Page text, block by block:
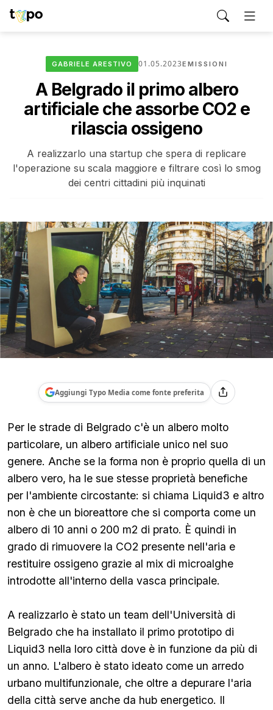
GABRIELE ARESTIVO 01.05.2023EMISSIONI
A Belgrado il primo albero
artificiale che assorbe CO2 e
rilascia ossigeno
A realizzarlo una startup che spera di replicare
l'operazione su scala maggiore e filtrare così lo smog
dei centri cittadini più inquinati
Aggiungi Typo Media come fonte preferita
Per le strade di Belgrado c'è un albero molto
particolare, un albero artificiale unico nel suo
genere. Anche se la forma non è proprio quella di un
albero vero, ha le sue stesse proprietà benefiche
per l'ambiente circostante: si chiama Liquid3 e altro
non è che un bioreattore che si comporta come un
albero di 10 anni o 200 m2 di prato. È quindi in
grado di rimuovere la CO2 presente nell'aria e
restituire ossigeno grazie al mix di microalghe
introdotte all'interno della vasca principale.
A realizzarlo è stato un team dell'Università di
Belgrado che ha installato il primo prototipo di
Liquid3 nella loro città dove è in funzione da più di
un anno. L'albero è stato ideato come un arredo
urbano multifunzionale, che oltre a depurare l'aria
della città serve anche da hub energetico. Il